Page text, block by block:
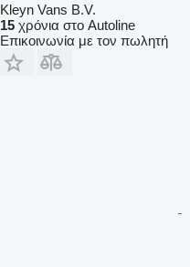
Kleyn Vans B.V.
15 χρόνια στο Autoline
Επικοινωνία με τον πωλητή